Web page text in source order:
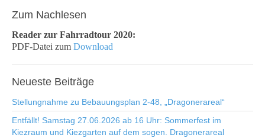
Zum Nachlesen
Reader zur Fahrradtour 2020:
PDF-Datei zum Download
Neueste Beiträge
Stellungnahme zu Bebauungsplan 2-48, „Dragonerareal“
Entfällt! Samstag 27.06.2026 ab 16 Uhr: Sommerfest im
Kiezraum und Kiezgarten auf dem sogen. Dragonerareal